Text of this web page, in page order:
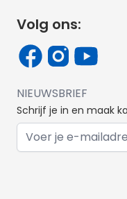
Volg ons:
NIEUWSBRIEF
Schrijf je in en maak